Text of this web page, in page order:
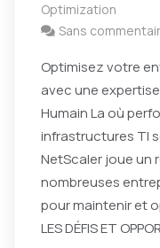
Optimization
Sans
Optimisez votre
avec une
Humain La où
infrastructures TI
NetScaler joue un
nombreuses
pour maintenir et
LES DÉFIS ET